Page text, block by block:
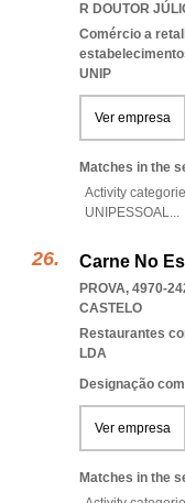
R DOUTOR
Comércio a
UNIP
Ver empresa
Matches in the
Activity
UNIPESSOAL...
Carne No
PROVA, 4970-
CASTELO
Restaurantes
LDA
Designação
Ver empresa
Matches in the